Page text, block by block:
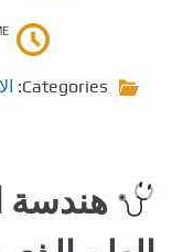
Categories:
هندسة